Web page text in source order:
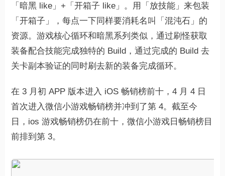
「暗黑 like」+「开箱子 like」。用「放技能」来包装
「开箱子」，每点一下同样要消耗名叫「混沌石」的
资源。游戏核心循环和暗黑系列类似，通过刷怪获取
装备配合技能完成独特的 Build，通过完成的 Build 去
关卡副本验证的同时刷去新的装备完成循环。
在 3 月初 APP 版本进入 iOS 畅销榜前十，4 月 4 日
首次进入微信小游戏畅销榜并冲到了第 4。截至今
日，ios 游戏畅销榜仍在前十，微信小游戏日畅销榜目
前排到第 3。